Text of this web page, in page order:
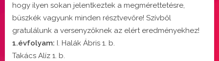
hogy ilyen sokan jelentkeztek a megmérettetésre,
büszkék vagyunk minden résztvevőre! Szívből
gratulálunk a versenyzőknek az elért eredményekhez!
1.évfolyam: I. Halák Ábris 1. b.
Takács Alíz 1. b.